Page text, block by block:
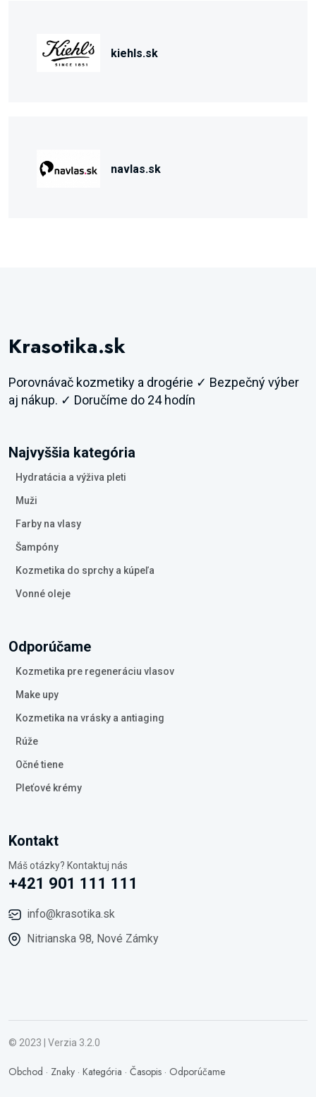
kiehls.sk
navlas.sk
Krasotika.sk
Porovnávač kozmetiky a drogérie ✓ Bezpečný výber
aj nákup. ✓ Doručíme do 24 hodín
Najvyššia kategória
Hydratácia a výživa pleti
Muži
Farby na vlasy
Šampóny
Kozmetika do sprchy a kúpeľa
Vonné oleje
Odporúčame
Kozmetika pre regeneráciu vlasov
Make upy
Kozmetika na vrásky a antiaging
Rúže
Očné tiene
Pleťové krémy
Kontakt
Máš otázky? Kontaktuj nás
+421 901 111 111
info@krasotika.sk
Nitrianska 98, Nové Zámky
© 2023 | Verzia 3.2.0
Obchod · Znaky · Kategória · Časopis · Odporúčame